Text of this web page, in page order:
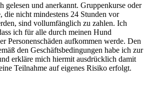
gelesen und anerkannt. Gruppenkurse oder
die nicht mindestens 24 Stunden vor
sind vollumfänglich zu zahlen. Ich
ich für alle durch meinen Hund
Personenschäden aufkommen werde. Den
den Geschäftsbedingungen habe ich zur
erkläre mich hiermit ausdrücklich damit
Teilnahme auf eigenes Risiko erfolgt.